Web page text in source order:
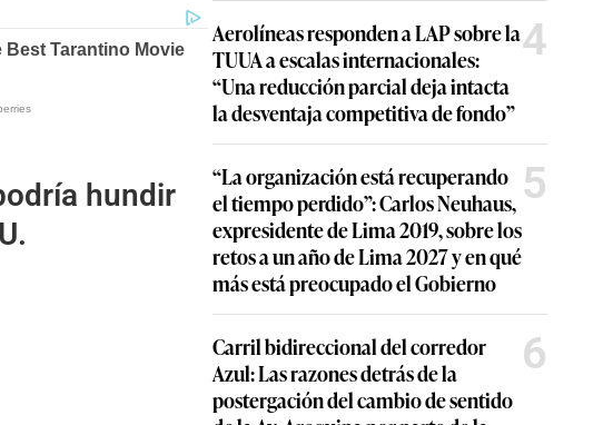
hundir
Aerolíneas responden a LAP sobre la
TUUA a escalas internacionales:
“Una reducción parcial deja intacta
la desventaja competitiva de fondo”
4
“La organización está recuperando
el tiempo perdido”: Carlos Neuhaus,
expresidente de Lima 2019, sobre los
retos a un año de Lima 2027 y en qué
más está preocupado el Gobierno
5
Carril bidireccional del corredor
Azul: Las razones detrás de la
postergación del cambio de sentido
6